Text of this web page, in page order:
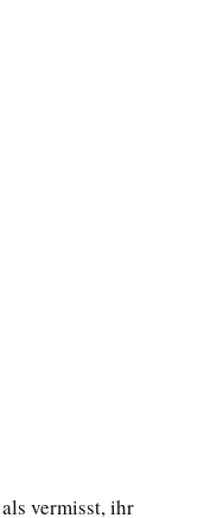
vermisst, ihr